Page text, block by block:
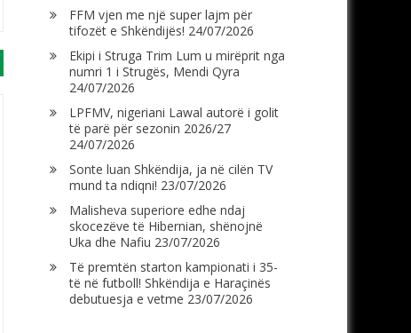
FFM vjen me një super lajm për
tifozët e Shkëndijës! 24/07/2026
Ekipi i Struga Trim Lum u mirëprit nga
numri 1 i Strugës, Mendi Qyra
24/07/2026
LPFMV, nigeriani Lawal autorë i golit
të parë për sezonin 2026/27
24/07/2026
Sonte luan Shkëndija, ja në cilën TV
mund ta ndiqni! 23/07/2026
Malisheva superiore edhe ndaj
skocezëve të Hibernian, shënojnë
Uka dhe Nafiu 23/07/2026
Të premtën starton kampionati i 35-
të në futboll! Shkëndija e Haraçinës
debutuesja e vetme 23/07/2026